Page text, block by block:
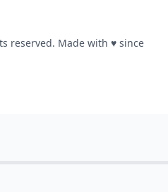
reserved. Made with ♥ since